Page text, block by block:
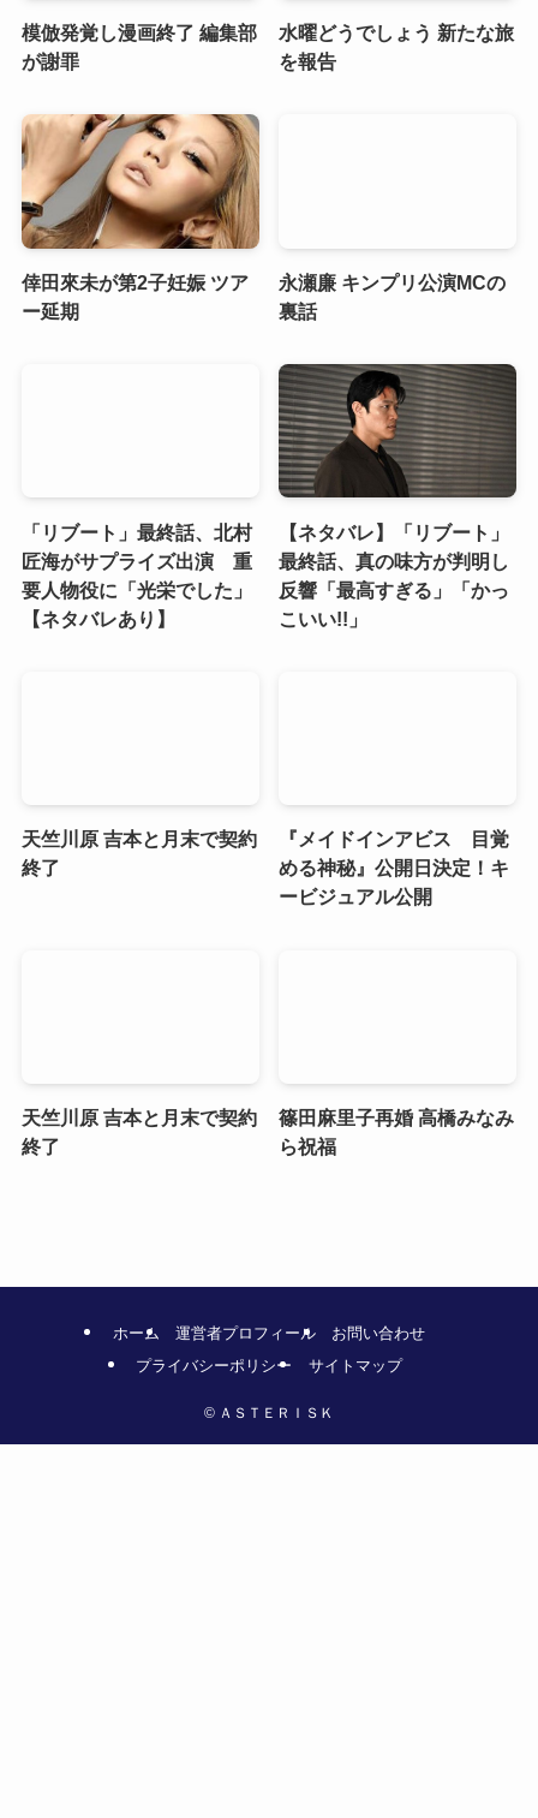
模倣発覚し漫画終了 編集部
が謝罪
水曜どうでしょう 新たな旅
を報告
倖田來未が第2子妊娠 ツア
ー延期
永瀬廉 キンプリ公演MCの
裏話
「リブート」最終話、北村
匠海がサプライズ出演 重
要人物役に「光栄でした」
【ネタバレあり】
【ネタバレ】「リブート」
最終話、真の味方が判明し
反響「最高すぎる」「かっ
こいい!!」
天竺川原 吉本と月末で契約
終了
『メイドインアビス 目覚
める神秘』公開日決定！キ
ービジュアル公開
天竺川原 吉本と月末で契約
終了
篠田麻里子再婚 高橋みなみ
ら祝福
ホーム 運営者プロフィール
お問い合わせ
プライバシーポリシー
サイトマップ
© ＡＳＴＥＲＩＳＫ